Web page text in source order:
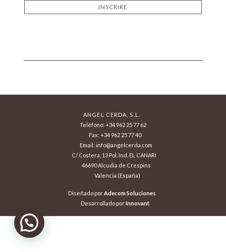
INSCRIRE
ANGEL CERDA, S.L.
Teléfono: +34 962 25 77 62
Fax: +34 962 25 77 40
Email: info@angelcerda.com
C/ Costera, 13 Pol. Ind. EL CANARI
46690 Alcudia de Crespins
Valencia (España)
Diseñado porAdecom Soluciones
Desarrollado porInnovant